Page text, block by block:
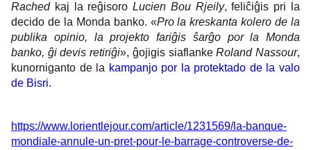
Rachedkaj la reĝisoroLucien Bou Rjeily, feliĉiĝis pri la
decido de la Monda banko. «Pro la kreskanta kolero de la
publika opinio, la projekto fariĝis ŝarĝo por la Monda
banko, ĝi devis retiriĝi», ĝojigis siaflankeRoland Nassour,
kunorniganto de la kampanjo por la protektado de la valo
de Bisri.
https://www.lorientlejour.com/article/1231569/la-banque-
mondiale-annule-un-pret-pour-le-barrage-controverse-de-